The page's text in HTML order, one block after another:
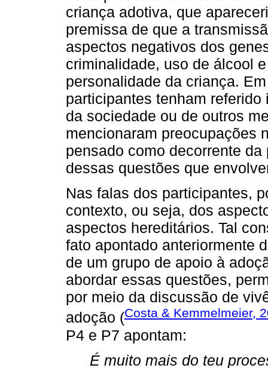
criança adotiva, que
premissa de que a
aspectos negativos dos
criminalidade, uso de álcool
personalidade da criança.
participantes tenham
da sociedade ou de outros
mencionaram preocupações
pensado como decorrente
dessas questões que
Nas falas dos participantes,
contexto, ou seja, dos
aspectos hereditários. Tal
fato apontado anteriormente
de um grupo de apoio à
abordar essas questões,
por meio da discussão de
adoção (Costa & Kemmelmeier,
P4 e P7 apontam:
É muito mais do teu